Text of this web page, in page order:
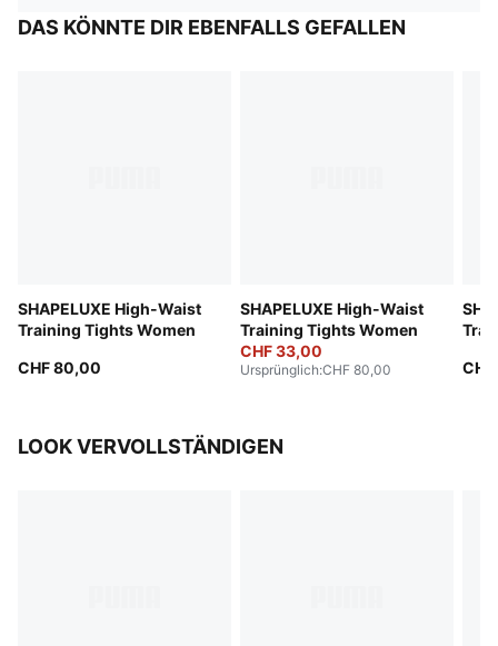
DAS KÖNNTE DIR EBENFALLS GEFALLEN
SHAPELUXE High-Waist
Training Tights Women
CHF 80,00
SHAPELUXE High-Waist
Training Tights Women
CHF 33,00
Ursprünglich:CHF 80,00
LOOK VERVOLLSTÄNDIGEN